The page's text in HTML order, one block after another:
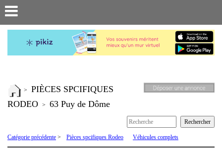
>
PIÈCES SPCIFIQUES
RODEO > 63 Puy de Dôme
Catégorie précédente > Pièces spcifiques Rodeo Véhicules complets